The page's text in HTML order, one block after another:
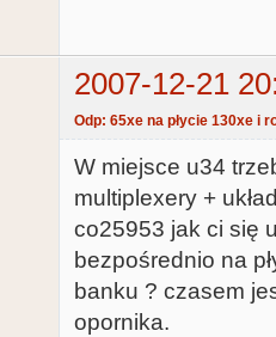
2007-12-21
Odp: 65xe na płycie 130xe i
W miejsce u34
multiplexery +
co25953 jak ci się
bezpośrednio na
banku ? czasem
opornika.